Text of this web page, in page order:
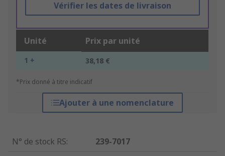
Vérifier les dates de livraison
Unité Prix par unité
1 + 38,18 €
*Prix donné à titre indicatif
Ajouter à une nomenclature
N° de stock RS:
239-7017